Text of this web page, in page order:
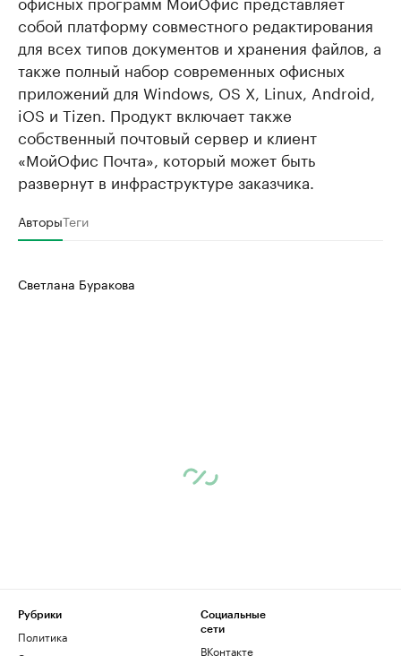
собой платформу совместного редактирования
для всех типов документов и хранения файлов, а
также полный набор современных офисных
приложений для Windows, OS X, Linux, Android,
iOS и Tizen. Продукт включает также
собственный почтовый сервер и клиент
«МойОфис Почта», который может быть
развернут в инфраструктуре заказчика.
АвторыТеги
Светлана Буракова
Рубрики
Политика
Социальные
сети
ВКонтакте